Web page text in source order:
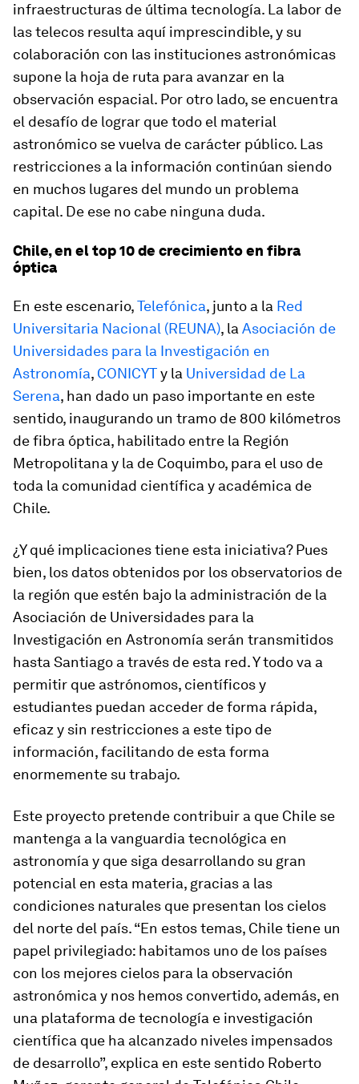
infraestructuras de última tecnología. La labor de
las telecos resulta aquí imprescindible, y su
colaboración con las instituciones astronómicas
supone la hoja de ruta para avanzar en la
observación espacial. Por otro lado, se encuentra
el desafío de lograr que todo el material
astronómico se vuelva de carácter público. Las
restricciones a la información continúan siendo
en muchos lugares del mundo un problema
capital. De ese no cabe ninguna duda.
Chile, en el top 10 de crecimiento en fibra
óptica
En este escenario,Telefónica, junto a la Red
Universitaria Nacional (REUNA), la Asociación de
Universidades para la Investigación en
Astronomía, CONICYTy la Universidad de La
Serena, han dado un paso importante en este
sentido, inaugurando un tramo de 800 kilómetros
de fibra óptica, habilitado entre la Región
Metropolitana y la de Coquimbo, para el uso de
toda la comunidad científica y académica de
Chile.
¿Y qué implicaciones tiene esta iniciativa? Pues
bien, los datos obtenidos por los observatorios de
la región que estén bajo la administración de la
Asociación de Universidades para la
Investigación en Astronomía serán transmitidos
hasta Santiago a través de esta red. Y todo va a
permitir que astrónomos, científicos y
estudiantes puedan acceder de forma rápida,
eficaz y sin restricciones a este tipo de
información, facilitando de esta forma
enormemente su trabajo.
Este proyecto pretende contribuir a que Chile se
mantenga a la vanguardia tecnológica en
astronomía y que siga desarrollando su gran
potencial en esta materia, gracias a las
condiciones naturales que presentan los cielos
del norte del país. “En estos temas, Chile tiene un
papel privilegiado: habitamos uno de los países
con los mejores cielos para la observación
astronómica y nos hemos convertido, además, en
una plataforma de tecnología e investigación
científica que ha alcanzado niveles impensados
de desarrollo”, explica en este sentido Roberto